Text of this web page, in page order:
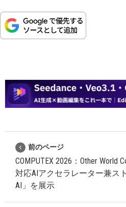
前のページ
COMPUTEX 2026：Other World
対応AIアクセラレーター兼ス
AI」を展示